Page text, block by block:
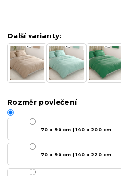
Další varianty:
Rozměr povlečení
70 x 90 cm | 140 x 200 cm
70 x 90 cm | 140 x 220 cm